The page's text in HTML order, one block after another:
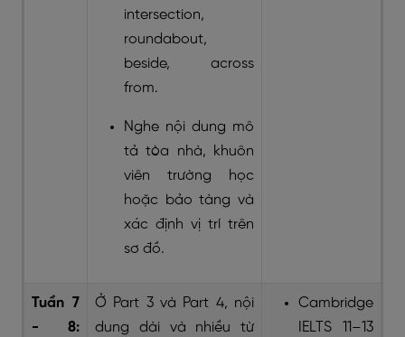
intersection,
roundabout,
beside, across
from.
Nghe nội dung mô
tả tòa nhà, khuôn
viên trường học
hoặc bảo tàng và
xác định vị trí trên
sơ đồ.
Tuần 7
- 8:
Ở Part 3 và Part 4, nội
dung dài và nhiều từ
Cambridge
IELTS 11–13